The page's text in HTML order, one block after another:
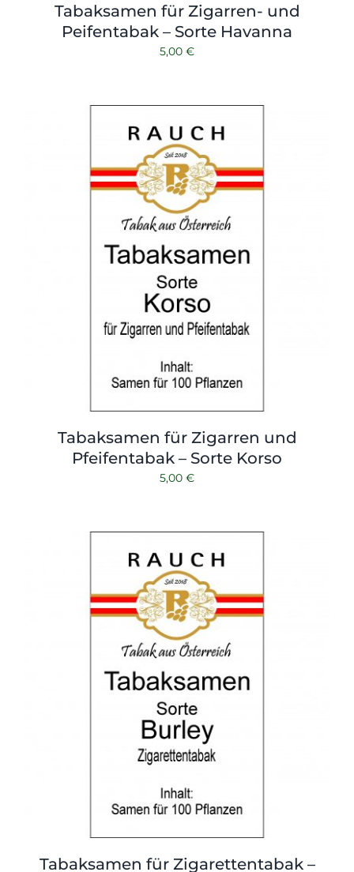
Tabaksamen für Zigarren- und
Peifentabak – Sorte Havanna
5,00 €
Tabaksamen für Zigarren und
Pfeifentabak – Sorte Korso
5,00 €
Tabaksamen für Zigarettentabak –